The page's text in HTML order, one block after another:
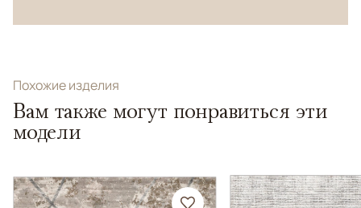
Похожие изделия
Вам также могут понравиться эти
модели